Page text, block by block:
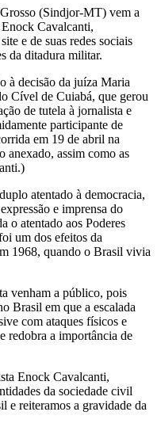
(Sindjor-MT) vem a
Cavalcanti,
e de suas redes sociais
da ditadura militar.
à decisão da juíza Maria
Cível de Cuiabá, que gerou
de tutela à jornalista e
participante de
em 19 de abril na
anexado, assim como as
atentado à democracia,
e imprensa do
o atentado aos Poderes
um dos efeitos da
1968, quando o Brasil vivia
venham a público, pois
Brasil em que a escalada
com ataques físicos e
redobra a importância de
Enock Cavalcanti,
da sociedade civil
e reiteramos a gravidade da